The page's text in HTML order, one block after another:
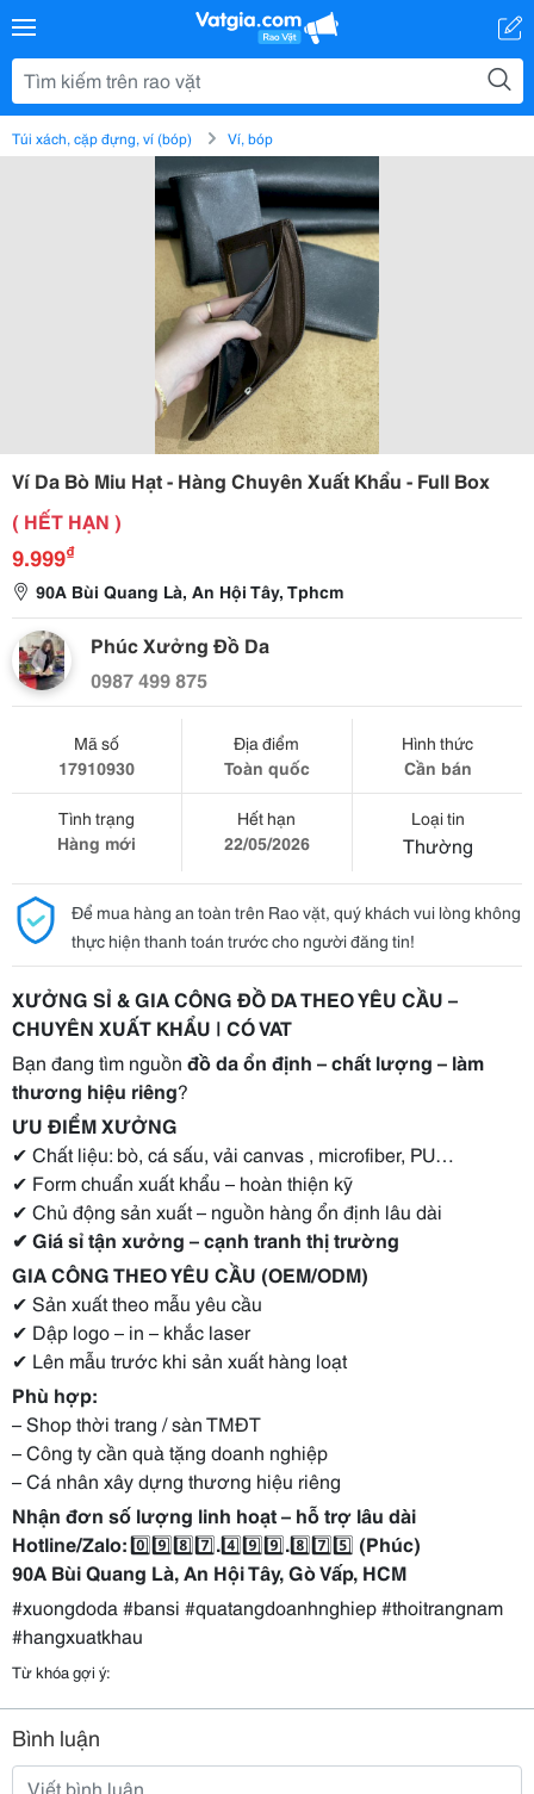
Túi xách, cặp đựng, ví (bóp) Ví, bóp
Ví Da Bò Miu Hạt - Hàng Chuyên Xuất Khẩu - Full Box
( HẾT HẠN )
9.999₫
90A Bùi Quang Là, An Hội Tây, Tphcm
Phúc Xưởng Đồ Da
0987 499 875
Mã số
17910930
Địa điểm
Toàn quốc
Hình thức
Cần bán
Tình trạng
Hàng mới
Hết hạn
22/05/2026
Loại tin
Thường
Để mua hàng an toàn trên Rao vặt, quý khách vui lòng không
thực hiện thanh toán trước cho người đăng tin!
XƯỞNG SỈ & GIA CÔNG ĐỒ DA THEO YÊU CẦU –
CHUYÊN XUẤT KHẨU | CÓ VAT
Bạn đang tìm nguồn đồ da ổn định – chất lượng – làm
thương hiệu riêng?
ƯU ĐIỂM XƯỞNG
✔ Chất liệu: bò, cá sấu, vải canvas , microfiber, PU…
✔ Form chuẩn xuất khẩu – hoàn thiện kỹ
✔ Chủ động sản xuất – nguồn hàng ổn định lâu dài
✔ Giá sỉ tận xưởng – cạnh tranh thị trường
GIA CÔNG THEO YÊU CẦU (OEM/ODM)
✔ Sản xuất theo mẫu yêu cầu
✔ Dập logo – in – khắc laser
✔ Lên mẫu trước khi sản xuất hàng loạt
Phù hợp:
– Shop thời trang / sàn TMĐT
– Công ty cần quà tặng doanh nghiệp
– Cá nhân xây dựng thương hiệu riêng
Nhận đơn số lượng linh hoạt – hỗ trợ lâu dài
Hotline/Zalo:0️⃣9️⃣8️⃣7️⃣.4️⃣9️⃣9️⃣.8️⃣7️⃣5️⃣ (Phúc)
90A Bùi Quang Là, An Hội Tây, Gò Vấp, HCM
#xuongdoda #bansi #quatangdoanhnghiep#thoitrangnam
#hangxuatkhau
Từ khóa gợi ý:
Bình luận